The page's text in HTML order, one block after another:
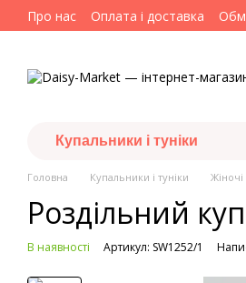
Перейти до основного контенту
Про нас Оплата і доставка
Купальники і туніки
Головна Купальники і туніки
Роздільний
В наявності Артикул: SW1252/1